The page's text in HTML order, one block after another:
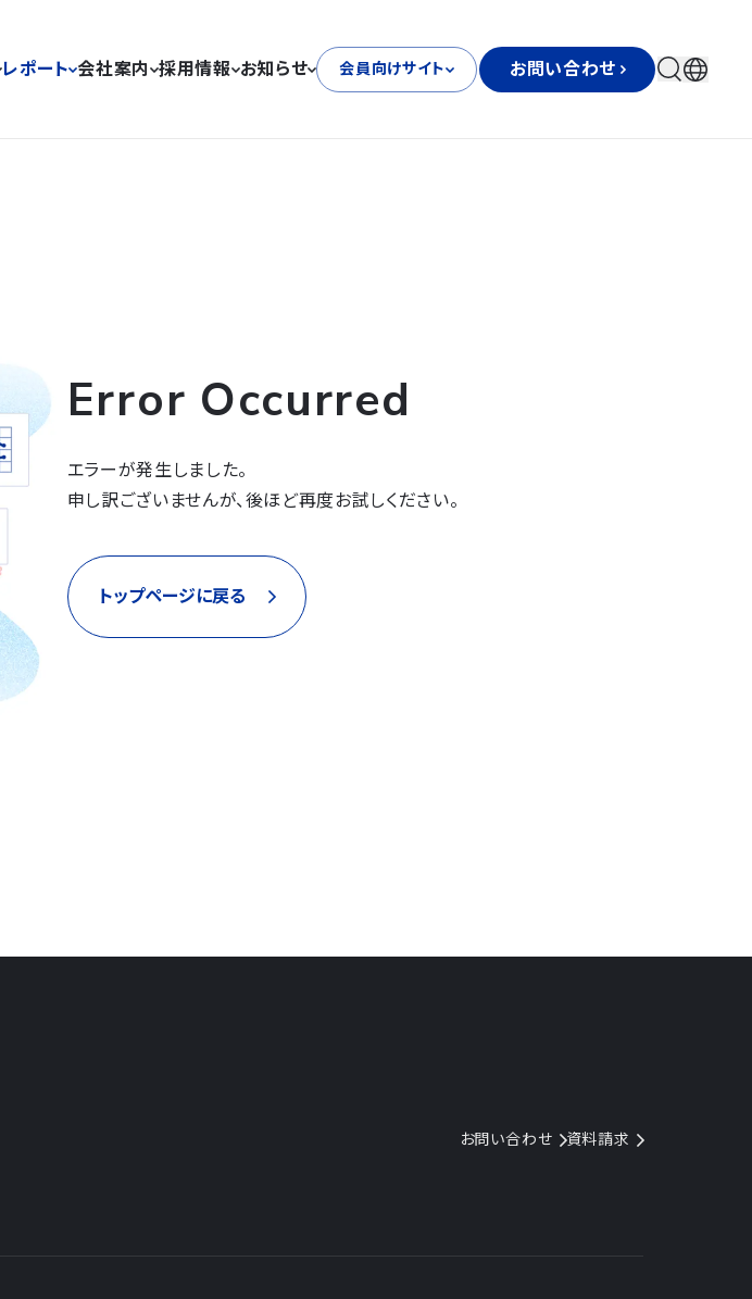
レポート 会社案内 採用情報 お知らせ 会員向けサイト お問い合わせ
Error Occurred
エラーが発生しました。
申し訳ございませんが、後ほど再度お試しください。
トップページに戻る
お問い合わせ 資料請求